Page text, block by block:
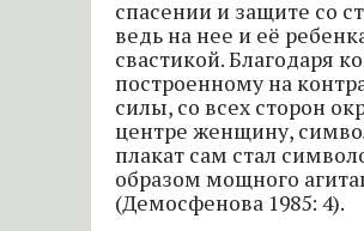
спасении и защите со
ведь на нее и её
свастикой. Благодаря
построенному на
силы, со всех сторон
центре женщину,
плакат сам стал
образом мощного
(Демосфенова 1985: 4).